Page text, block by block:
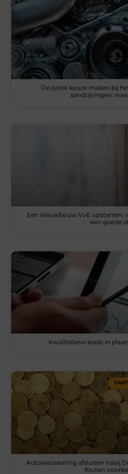
De juiste keuze maken bij
aandrijvingen:
Een nieuwbouw VvE opstarten:
een goede
Kwalitatieve leads in
Autoverzekering afsluiten nabij
fouten